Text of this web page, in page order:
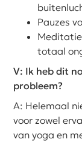
Pauzes
totaal
V: Ik heb dit
probleem?
A: Helemaal
voor zowel
van yoga en